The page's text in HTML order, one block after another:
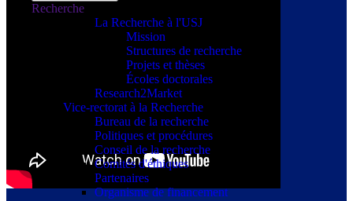
Recherche
La Recherche à l'USJ
Mission
Structures de recherche
Projets et thèses
Écoles doctorales
Research2Market
Vice-rectorat à la Recherche
Bureau de la recherche
Politiques et procédures
Conseil de la recherche
Comités d'éthiques
Partenaires
Organisme de financement